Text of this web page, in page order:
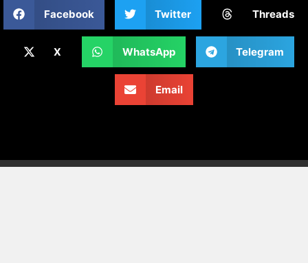
Facebook Twitter Threads
X WhatsApp Telegram
Email